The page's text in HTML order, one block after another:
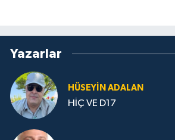
Yazarlar
HÜSEYIN ADALAN
HİÇ VE D17